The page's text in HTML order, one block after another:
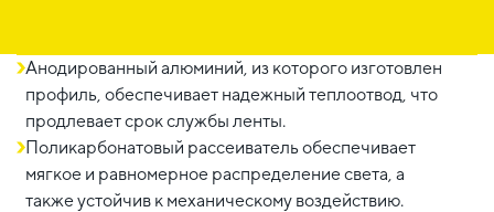
Анодированный алюминий, из которого изготовлен
профиль, обеспечивает надежный теплоотвод, что
продлевает срок службы ленты.
Поликарбонатовый рассеиватель обеспечивает
мягкое и равномерное распределение света, а
также устойчив к механическому воздействию.